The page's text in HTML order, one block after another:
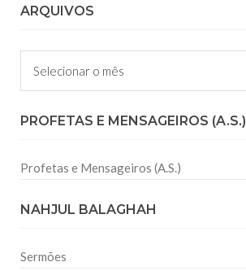
ARQUIVOS
Arquivos
PROFETAS E MENSAGEIROS (A.S.)
Profetas e Mensageiros (A.S.)
NAHJUL BALAGHAH
Sermões